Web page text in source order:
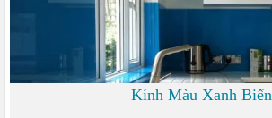
Kính Màu Xanh Biển